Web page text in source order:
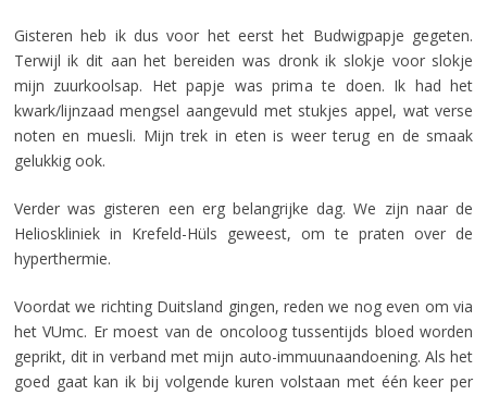
Gisteren heb ik dus voor het eerst het Budwigpapje gegeten.
Terwijl ik dit aan het bereiden was dronk ik slokje voor slokje
mijn zuurkoolsap. Het papje was prima te doen. Ik had het
kwark/lijnzaad mengsel aangevuld met stukjes appel, wat verse
noten en muesli. Mijn trek in eten is weer terug en de smaak
gelukkig ook.
Verder was gisteren een erg belangrijke dag. We zijn naar de
Helioskliniek in Krefeld-Hüls geweest, om te praten over de
hyperthermie.
Voordat we richting Duitsland gingen, reden we nog even om via
het VUmc. Er moest van de oncoloog tussentijds bloed worden
geprikt, dit in verband met mijn auto-immuunaandoening. Als het
goed gaat kan ik bij volgende kuren volstaan met één keer per